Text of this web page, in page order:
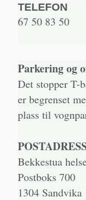
TELEFON
67 50 83 50
Parkering og
Det stopper T-
er begrenset
plass til
Bekkestua
Postboks 700
1304 Sandvika